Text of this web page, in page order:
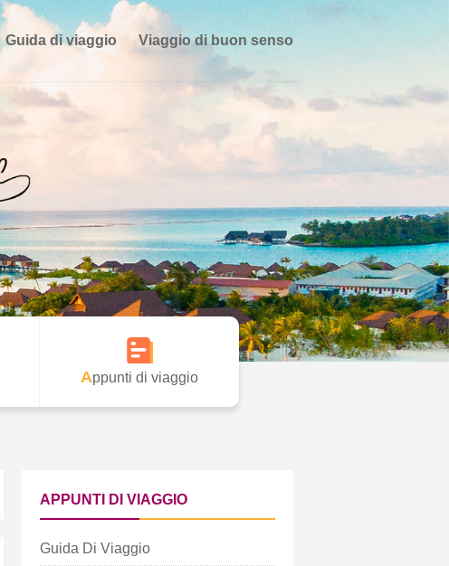
Guida di viaggio Viaggio di buon senso
Appunti di viaggio
APPUNTI DI VIAGGIO
Guida Di Viaggio